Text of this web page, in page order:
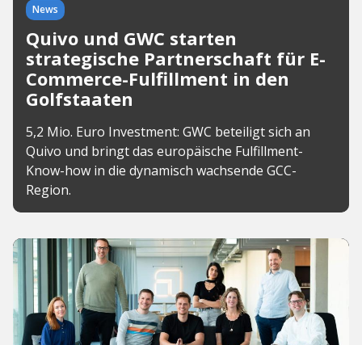
News
Quivo und GWC starten
strategische Partnerschaft für E-
Commerce-Fulfillment in den
Golfstaaten
5,2 Mio. Euro Investment: GWC beteiligt sich an
Quivo und bringt das europäische Fulfillment-
Know-how in die dynamisch wachsende GCC-
Region.